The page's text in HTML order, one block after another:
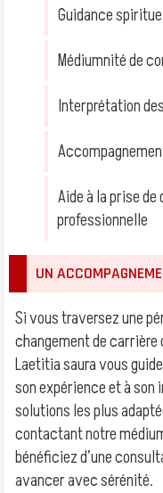
Guidance
Médiumnité de
Interprétation
Aide à la prise
professionnelle
UN
Si vous traversez une
changement de carrière
Laetitia saura vous
son expérience et à
solutions les plus
contactant notre
bénéficiez d’une
avancer avec sérénité.